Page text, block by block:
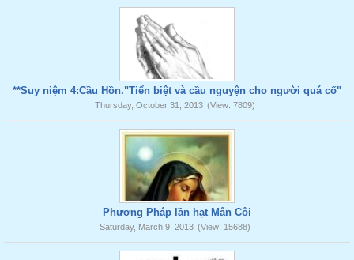
**Suy niệm 4:Cầu Hồn."Tiển biệt và cầu nguyện cho người quá cố"
Thursday, October 31, 2013 (View: 7809)
Phương Pháp lần hạt Mân Côi
Saturday, March 9, 2013 (View: 15688)